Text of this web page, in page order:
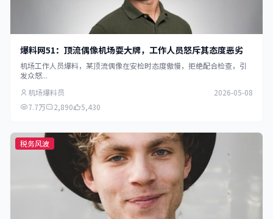
爆料网51：顶流偶像机场耍大牌，工作人员怒斥其态度恶劣
机场工作人员爆料，某顶流偶像在安检时态度傲慢，拒绝配合检查，引
发众怒...
机场爆料员
2026-05-08
7.7万
2,890 5,430
税务风波